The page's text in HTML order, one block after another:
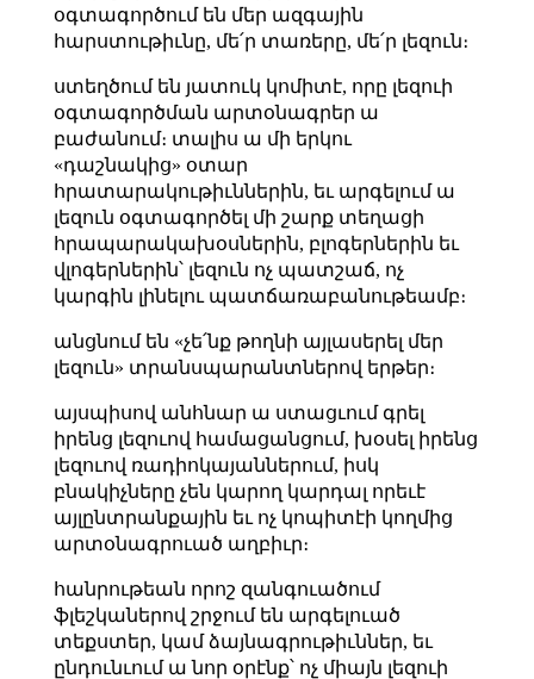
օգտագործում են մեր ազգային
հարստութիւնը, մե՛ր տառերը, մե՛ր լեզուն։
ստեղծում են յատուկ կոմիտէ, որը լեզուի
օգտագործման արտօնագրեր ա
բաժանում։ տալիս ա մի երկու
«դաշնակից» օտար
հրատարակութիւններին, եւ արգելում ա
լեզուն օգտագործել մի շարք տեղացի
հրապարակախօսներին, բլոգերներին եւ
վլոգերներին՝ լեզուն ոչ պատշաճ, ոչ
կարգին լինելու պատճառաբանութեամբ։
անցնում են «չե՛նք թողնի այլասերել մեր
լեզուն» տրանսպարանտներով երթեր։
այսպիսով անհնար ա ստացւում գրել
իրենց լեզուով համացանցում, խօսել իրենց
լեզուով ռադիոկայաններում, իսկ
բնակիչները չեն կարող կարդալ որեւէ
այլընտրանքային եւ ոչ կոպիտէի կողմից
արտօնագրուած աղբիւր։
հանրութեան որոշ զանգուածում
ֆլեշկաներով շրջում են արգելուած
տեքստեր, կամ ձայնագրութիւններ, եւ
ընդունւում ա նոր օրէնք՝ ոչ միայն լեզուի